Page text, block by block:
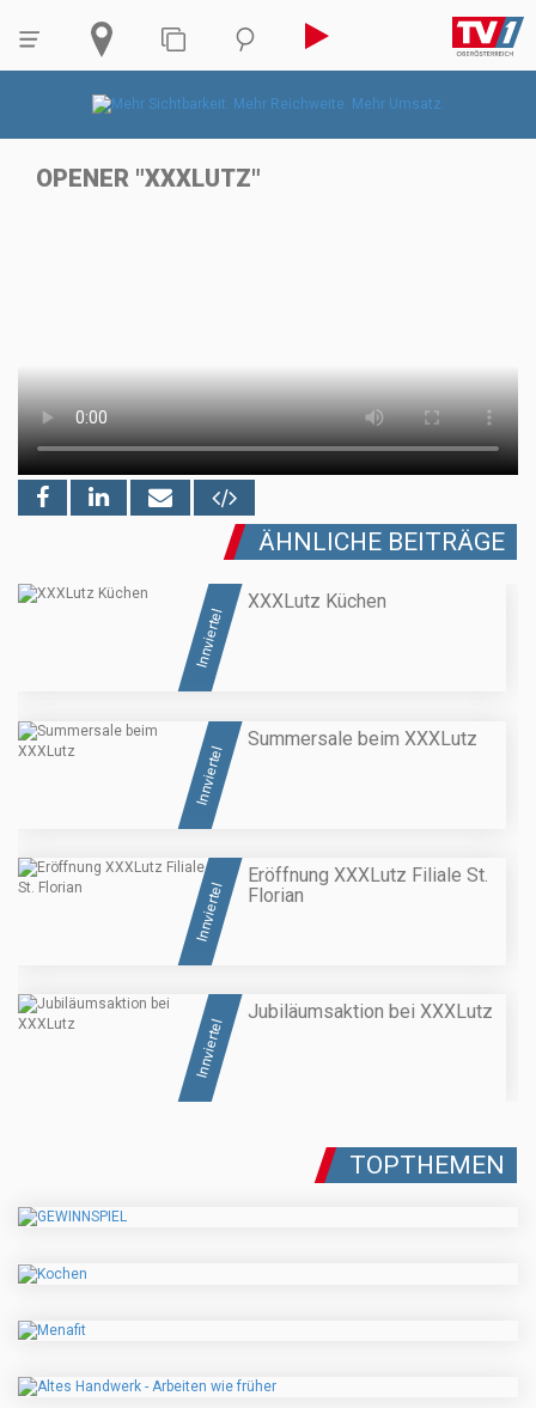
OPENER "XXXLUTZ"
ÄHNLICHE BEITRÄGE
Innviertel
XXXLutz Küchen
Innviertel
Summersale beim XXXLutz
Innviertel
Eröffnung XXXLutz Filiale St.
Florian
Innviertel
Jubiläumsaktion bei XXXLutz
TOPTHEMEN